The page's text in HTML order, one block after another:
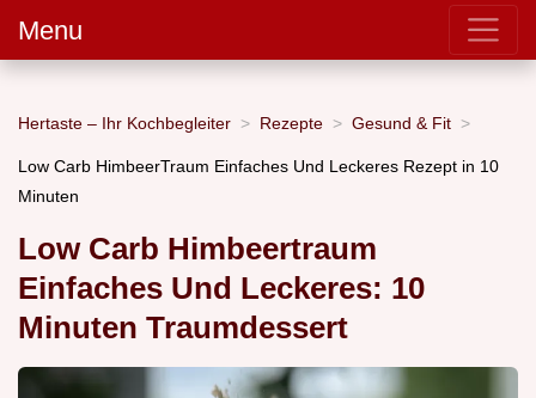
Menu
Hertaste – Ihr Kochbegleiter Rezepte Gesund & Fit
Low Carb HimbeerTraum Einfaches Und Leckeres Rezept in 10
Minuten
Low Carb Himbeertraum
Einfaches Und Leckeres: 10
Minuten Traumdessert